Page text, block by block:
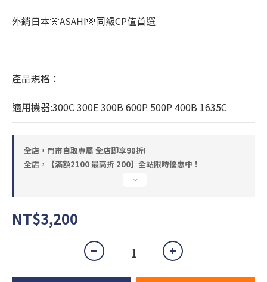
外銷日本🎌ASAHI🎌同級CP值首選
產品規格：
適用機器:300C 300E 300B 600P 500P 400B 1635C
全店，門市自取專屬 全店即享98折!
全店，【滿額2100 最高折 200】全站限時優惠中！
NT$3,200